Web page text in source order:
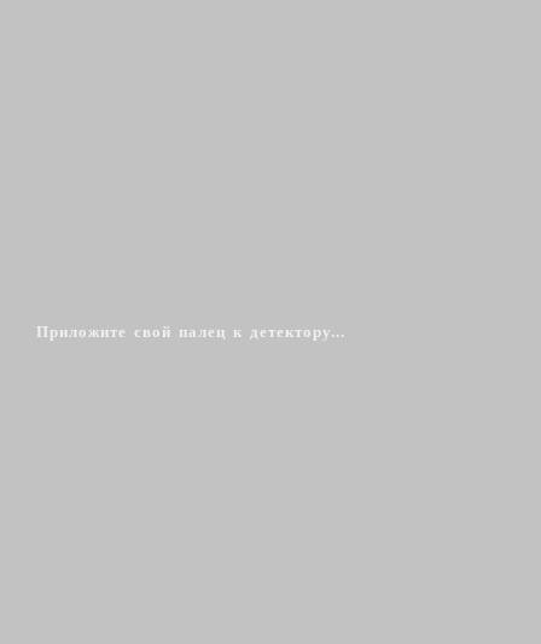
Приложите свой палец к детектору...